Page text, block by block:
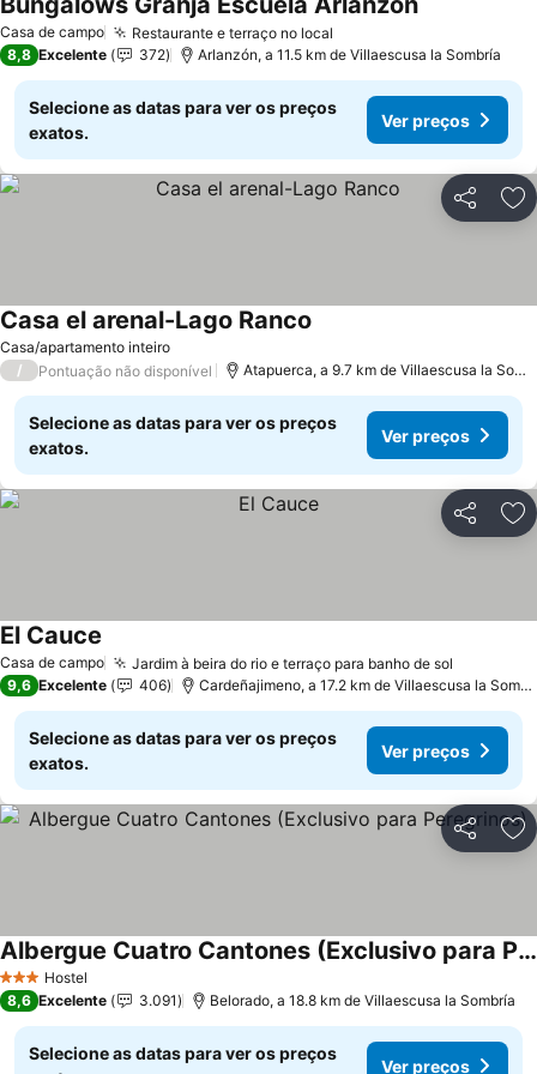
Casa de campo Restaurante e terraço no local
Ver preços
8,8 Excelente 372 Arlanzón, a 11.5 km de Villaescusa la Sombría
Selecione as datas para ver os preços
exatos.
Ver preços
Partilhar
Casa/apartamento inteiro
Casa el arenal-Lago Ranco
/ Pontuação não disponível Atapuerca, a 9.7 km de Villaescusa la
Selecione as datas para ver os preços
exatos.
Ver preços
Partilhar
Casa de campo Jardim à beira do rio e terraço para banho de sol
El Cauce
9,6 Excelente 406 Cardeñajimeno, a 17.2 km de Villaescusa la
Selecione as datas para ver os preços
exatos.
Ver preços
Partilhar
3 EstrelasHostel
Albergue Cuatro Cantones (Exclusivo para Peregrinos)
Ver preços
8,6 Excelente 3.091 Belorado, a 18.8 km de Villaescusa la Sombría
Selecione as datas para ver os preços
Ver preços